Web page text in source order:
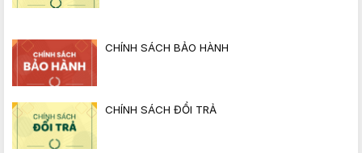
CHÍNH SÁCH BẢO HÀNH
CHÍNH SÁCH ĐỔI TRẢ